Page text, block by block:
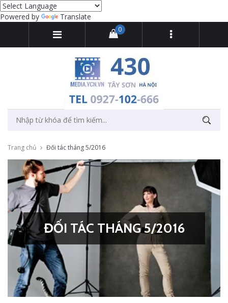
Powered by Translate
0
Trang chủ Đối tác tháng 5/2016
ĐỐI TÁC THÁNG 5/2016